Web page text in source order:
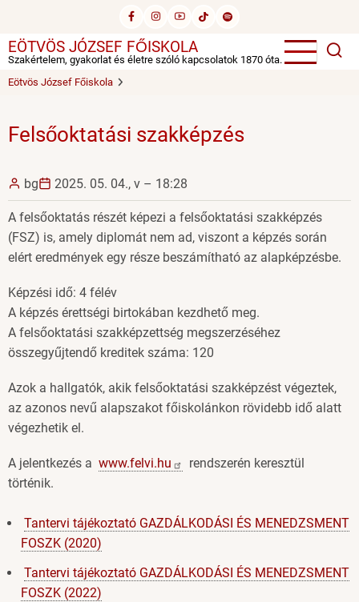
tartalomra
EÖTVÖS JÓZSEF FŐISKOLA
Szakértelem, gyakorlat és életre szóló kapcsolatok 1870 óta.
Eötvös József Főiskola
Felsőoktatási szakképzés
bg 2025. 05. 04., v – 18:28
A felsőoktatás részét képezi a felsőoktatási szakképzés
(FSZ) is, amely diplomát nem ad, viszont a képzés során
elért eredmények egy része beszámítható az alapképzésbe.
Képzési idő: 4 félév
A képzés érettségi birtokában kezdhető meg.
A felsőoktatási szakképzettség megszerzéséhez
összegyűjtendő kreditek száma: 120
Azok a hallgatók, akik felsőoktatási szakképzést végeztek,
az azonos nevű alapszakot főiskolánkon rövidebb idő alatt
végezhetik el.
A jelentkezés a www.felvi.hu
rendszerén keresztül
történik.
Tantervi tájékoztató GAZDÁLKODÁSI ÉS MENEDZSMENT
FOSZK (2020)
Tantervi tájékoztató GAZDÁLKODÁSI ÉS MENEDZSMENT
FOSZK (2022)